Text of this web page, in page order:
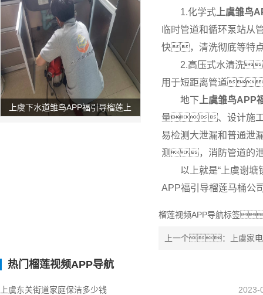
上虞下水道雏鸟APP福引导榴莲上
1.化学式 上虞雏鸟
临时管道和循环泵站
快，清洗彻底等
2.高压式水清洗
用于短距离管道
地下 上虞雏鸟APP
量、设计施
易检测大泄漏和普通
测，消防管道的
以上就是“上虞谢
APP福引导榴莲马桶公
榴莲视频APP导航标签
上一个：上虞家电
热门榴莲视频APP导航
上虞东关街道家庭保洁多少钱 2023-